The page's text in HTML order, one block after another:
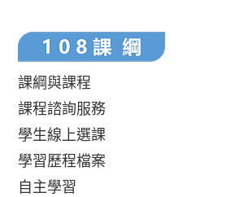
課綱與課程
課程諮詢服務
學生線上選課
學習歷程檔案
自主學習